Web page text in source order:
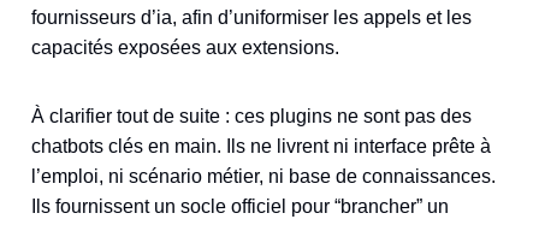
fournisseurs d’ia, afin d’uniformiser les appels et les
capacités exposées aux extensions.
À clarifier tout de suite : ces plugins ne sont pas des
chatbots clés en main. Ils ne livrent ni interface prête à
l’emploi, ni scénario métier, ni base de connaissances.
Ils fournissent un socle officiel pour “brancher” un